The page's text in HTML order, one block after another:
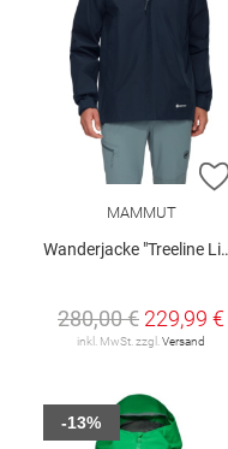
MAMMUT
Wanderjacke "Treeline Light HS"
280,00 € 229,99 €
inkl. MwSt. zzgl. Versand
-13%